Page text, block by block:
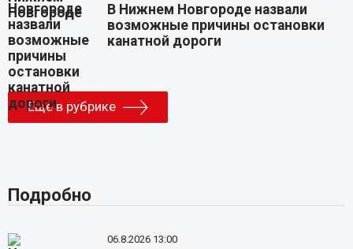
В Нижнем Новгороде назвали
возможные причины остановки
канатной дороги
Еще в рубрике
Подробно
06.8.2026 13:00